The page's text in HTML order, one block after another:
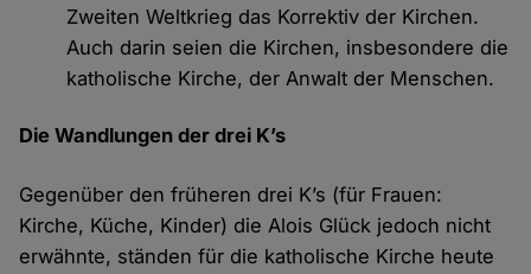
Zweiten Weltkrieg das Korrektiv der Kirchen.
Auch darin seien die Kirchen, insbesondere die
katholische Kirche, der Anwalt der Menschen.
Die Wandlungen der drei K’s
Gegenüber den früheren drei K’s (für Frauen:
Kirche, Küche, Kinder) die Alois Glück jedoch nicht
erwähnte, ständen für die katholische Kirche heute